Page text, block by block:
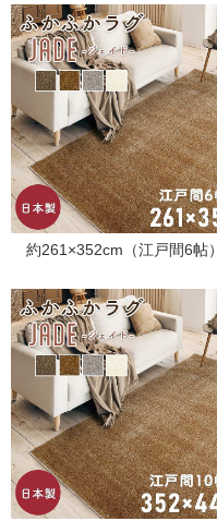
約261×352cm（江戸間6帖）